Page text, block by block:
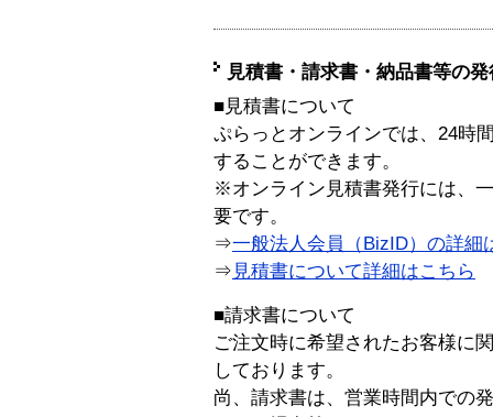
見積書・請求書・納品書等の
■見積書について
ぷらっとオンラインでは、24時
することができます。
※オンライン見積書発行には、
要です。
⇒一般法人会員（BizID）の詳細
⇒ 見積書について詳細はこちら
■請求書について
ご注文時に希望されたお客様に
しております。
尚、請求書は、営業時間内での